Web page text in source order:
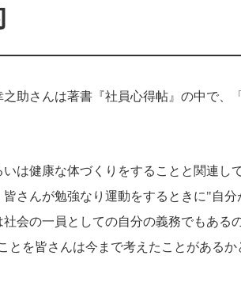
助さんは著書『社員心得帖』の中で、
は健康な体づくりをすることと関連し
さんが勉強なり運動をするときに"自分
会の一員としての自分の義務でもある
とを皆さんは今まで考えたことがあるか